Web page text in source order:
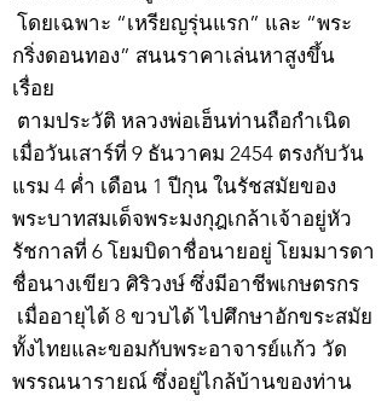
โดยเฉพาะ “เหรียญรุ่นแรก” และ “พระ
กริ่งดอนทอง” สนนราคาเล่นหาสูงขึ้น
เรื่อย
ตามประวัติ หลวงพ่อเฮ็นท่านถือกำเนิด
เมื่อวันเสาร์ที่ 9 ธันวาคม 2454 ตรงกับวัน
แรม 4 ค่ำ เดือน 1 ปีกุน ในรัชสมัยของ
พระบาทสมเด็จพระมงกุฎเกล้าเจ้าอยู่หัว
รัชกาลที่ 6 โยมบิดาชื่อนายอยู่ โยมมารดา
ชื่อนางเขียว ศิริวงษ์ ซึ่งมีอาชีพเกษตรกร
เมื่ออายุได้ 8 ขวบได้ ไปศึกษาอักขระสมัย
ทั้งไทยและขอมกับพระอาจารย์แก้ว วัด
พรรณนารายณ์ ซึ่งอยู่ไกล้บ้านของท่าน